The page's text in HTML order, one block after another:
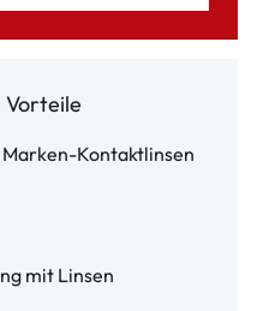
Vorteile
Kontaktlinsen
mit Linsen